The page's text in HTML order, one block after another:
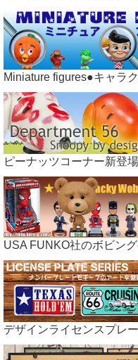
Miniature figures●キャラ
ピーナッツコーナー新登
USA FUNKO社のボビン
デザインライセンスプレ